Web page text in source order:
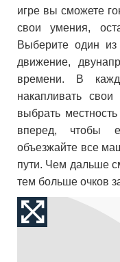
игре вы сможете
свои умения,
Выберите один
движение,
времени. В
накапливать
выбрать
вперед, чтобы
объезжайте все
пути. Чем дальше
тем больше очков